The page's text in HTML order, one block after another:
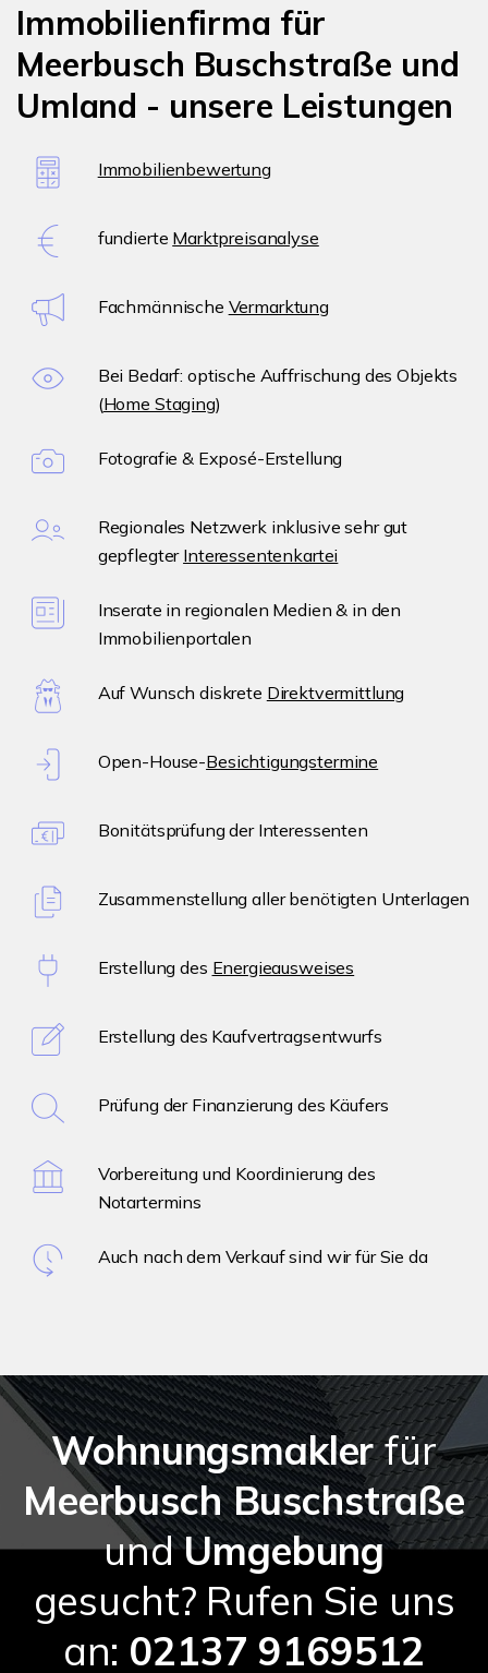
Immobilienfirma für
Meerbusch Buschstraße und
Umland - unsere Leistungen
Immobilienbewertung
fundierte Marktpreisanalyse
Fachmännische Vermarktung
Bei Bedarf: optische Auffrischung des Objekts
(Home Staging)
Fotografie & Exposé-Erstellung
Regionales Netzwerk inklusive sehr gut
gepflegter Interessentenkartei
Inserate in regionalen Medien & in den
Immobilienportalen
Auf Wunsch diskrete Direktvermittlung
Open-House-Besichtigungstermine
Bonitätsprüfung der Interessenten
Zusammenstellung aller benötigten Unterlagen
Erstellung des Energieausweises
Erstellung des Kaufvertragsentwurfs
Prüfung der Finanzierung des Käufers
Vorbereitung und Koordinierung des
Notartermins
Auch nach dem Verkauf sind wir für Sie da
Wohnungsmaklerfür
Meerbusch Buschstraße
undUmgebung
gesucht? Rufen Sie uns
an: 02137 9169512